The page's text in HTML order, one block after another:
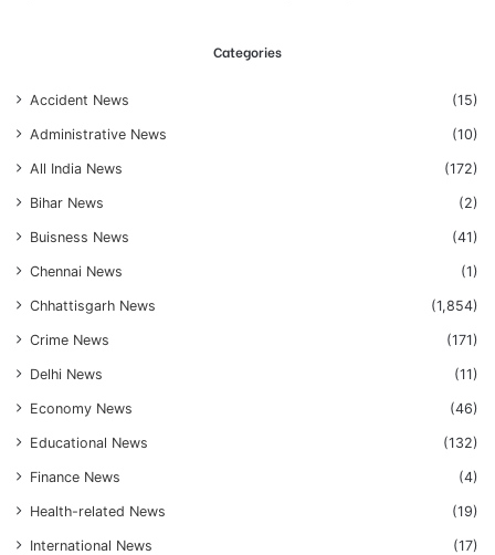
Categories
Accident News (15)
Administrative News (10)
All India News (172)
Bihar News (2)
Buisness News (41)
Chennai News (1)
Chhattisgarh News (1,854)
Crime News (171)
Delhi News (11)
Economy News (46)
Educational News (132)
Finance News (4)
Health-related News (19)
International News (17)